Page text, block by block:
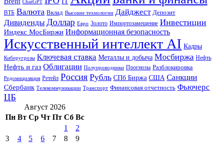
ChatGPT
ВТБ Валюта Вклад Высокие технологии Дайджест Депозит
Дивиденды Доллар Евро Золото Импортозамещение Инвестиции
Индекс МосБиржи Информационная безопасность
Искусственный интеллект AI Кадры
Киберугрозы Ключевая ставка Металлы и добыча Мосбиржа Нефть
Нефть и газ Облигации Полупроводники Прогнозы Разблокировка
Редомициляция Ретейл Россия Рубль СПб Биржа США Санкции
Сбербанк Телекоммуникации Транспорт Финансовая отчетность Фьючерс
ЦБ
Август 2026
Пн Вт Ср Чт Пт Сб Вс
1
2
3
4 5 6 7 8
9